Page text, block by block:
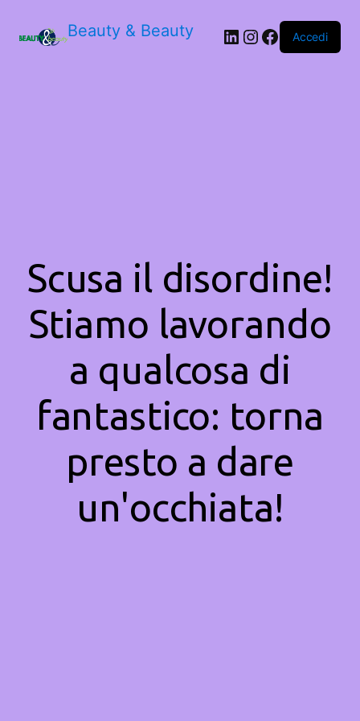
Beauty & Beauty LinkedIn
Instagram
Facebook
Accedi
Scusa il disordine!
Stiamo lavorando
a qualcosa di
fantastico: torna
presto a dare
un'occhiata!